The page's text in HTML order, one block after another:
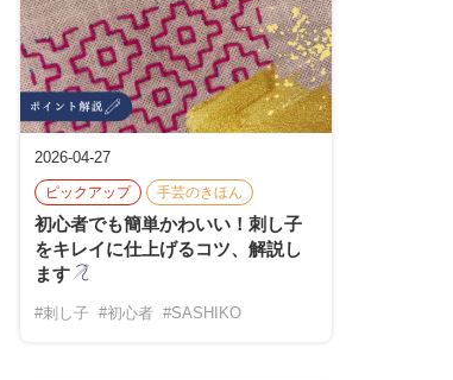
2026-04-27
ピックアップ 手芸のきほん
初心者でも簡単かわいい！刺し子
をキレイに仕上げるコツ、解説し
ます
#刺し子 #初心者 #SASHIKO